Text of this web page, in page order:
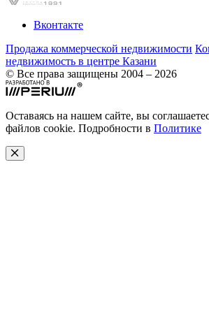
Вконтакте
Продажа коммерческой недвижимости
недвижимость в центре Казани
© Все права защищены 2004 – 2026
Оставаясь на нашем сайте, вы
файлов cookie. Подробности в Политике